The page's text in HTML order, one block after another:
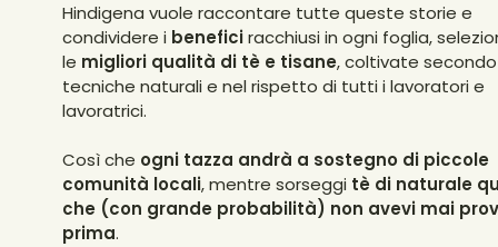
Hindigena vuole raccontare tutte queste storie e
condividere i beneficiracchiusi in ogni foglia,
le migliori qualità di tè e tisane, coltivate secondo
tecniche naturali e nel rispetto di tutti i lavoratori e
lavoratrici.
Così che ogni tazza andrà a sostegno di piccole
comunità locali, mentre sorseggi tè di naturale
che (con grande probabilità) non avevi mai
prima.